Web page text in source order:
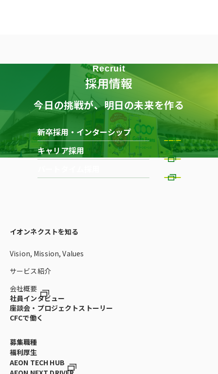
Recruit
採用情報
今日の挑戦が、明日の未来を作る
新卒採用・インターシップ
キャリア採用
イオンネクストを知る
Vision, Mission, Values
サービス紹介
会社概要
社員インタビュー
座談会・プロジェクトストーリー
CFCで働く
募集職種
福利厚生
AEON TECH HUB